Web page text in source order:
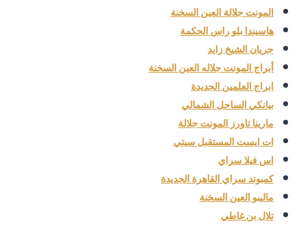
المونت جلالة العين السخنة
هاسيندا بلو راس الحكمة
جريان الشيخ زايد
أبراج المونت جلاله العين السخنة
ابراج العلمين الجديدة
بيانكي الساحل الشمالي
مارينا تاورز المونت جلالة
ات ايست المستقبل سيتي
اس فيلا سراي
كمبوند سراي القاهرة الجديدة
ماليبو العين السخنة
تلال بن غاطي